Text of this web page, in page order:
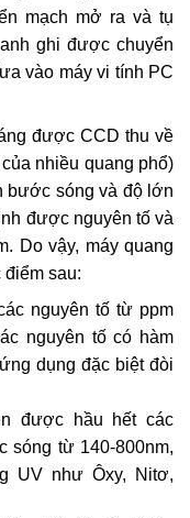
mạch mở ra và tụ
ghi được chuyển
vào máy vi tính PC
được CCD thu về
nhiều quang phổ)
bước sóng và độ lớn
được nguyên tố và
Do vậy, máy quang
điểm sau:
nguyên tố từ ppm
nguyên tố có hàm
dụng đặc biệt đòi
được hầu hết các
sóng từ 140-800nm,
UV như Ôxy, Nitơ,